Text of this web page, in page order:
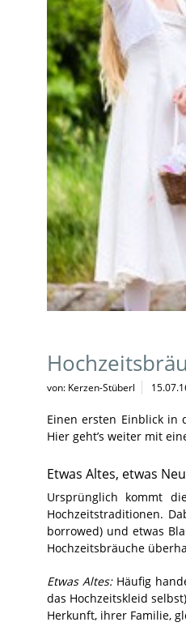
von: Kerzen-Stüberl
Einen ersten Einblick in
Hier geht’s weiter mit
Etwas Altes, etwas
Ursprünglich kommt
Hochzeitstraditionen.
borrowed) und etwas
Hochzeitsbräuche
Etwas Altes:Häufig
das Hochzeitskleid
Herkunft, ihrer Familie,